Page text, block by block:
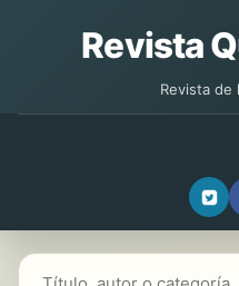
Revista
Revista de